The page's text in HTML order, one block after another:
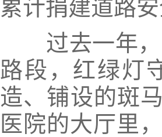
累计捐建道路
过去一年
路段，红绿灯
造、铺设的斑马
医院的大厅里